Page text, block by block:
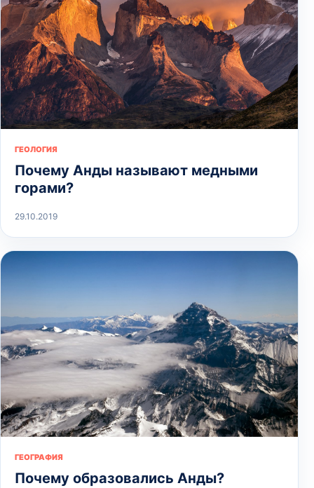
ГЕОЛОГИЯ
Почему Анды называют медными
горами?
29.10.2019
ГЕОГРАФИЯ
Почему образовались Анды?